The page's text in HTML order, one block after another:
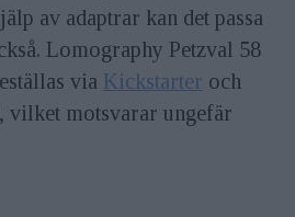
av adaptrar kan det passa
Lomography Petzval 58
via Kickstarter och
vilket motsvarar ungefär